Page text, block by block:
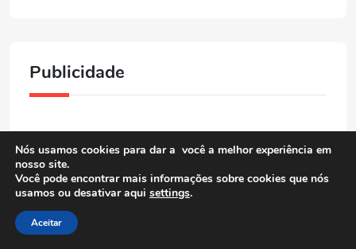
Publicidade
Nós usamos cookies para dar a você a melhor experiência em
nosso site.
Você pode encontrar mais informações sobre cookies que nós
usamos ou desativar aqui settings.
Aceitar